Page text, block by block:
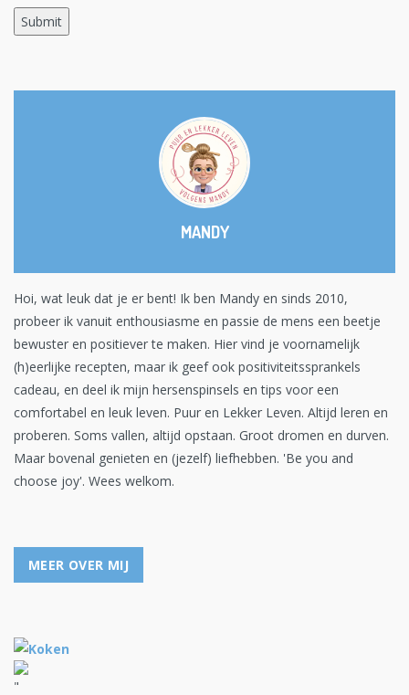
MANDY
Hoi, wat leuk dat je er bent! Ik ben Mandy en sinds 2010,
probeer ik vanuit enthousiasme en passie de mens een beetje
bewuster en positiever te maken. Hier vind je voornamelijk
(h)eerlijke recepten, maar ik geef ook positiviteitssprankels
cadeau, en deel ik mijn hersenspinsels en tips voor een
comfortabel en leuk leven. Puur en Lekker Leven. Altijd leren en
proberen. Soms vallen, altijd opstaan. Groot dromen en durven.
Maar bovenal genieten en (jezelf) liefhebben. 'Be you and
choose joy'. Wees welkom.
MEER OVER MIJ